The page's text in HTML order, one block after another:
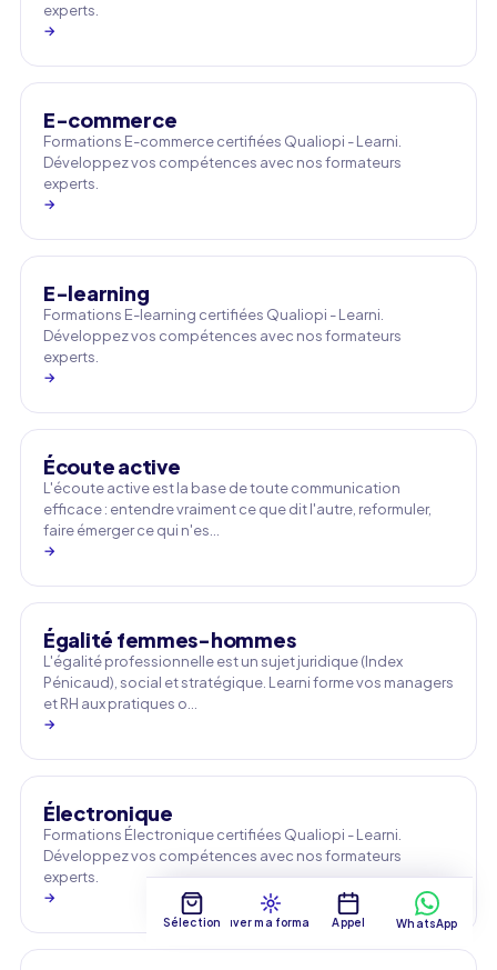
experts.
→
E-commerce
Formations E-commerce certifiées Qualiopi - Learni.
Développez vos compétences avec nos formateurs
experts.
→
E-learning
Formations E-learning certifiées Qualiopi - Learni.
Développez vos compétences avec nos formateurs
experts.
→
Écoute active
L'écoute active est la base de toute communication
efficace : entendre vraiment ce que dit l'autre, reformuler,
faire émerger ce qui n'es…
→
Égalité femmes-hommes
L'égalité professionnelle est un sujet juridique (Index
Pénicaud), social et stratégique. Learni forme vos managers
et RH aux pratiques o…
→
Électronique
Formations Électronique certifiées Qualiopi - Learni.
Développez vos compétences avec nos formateurs
experts.
→
SélectionTrouver ma formationAppel WhatsApp